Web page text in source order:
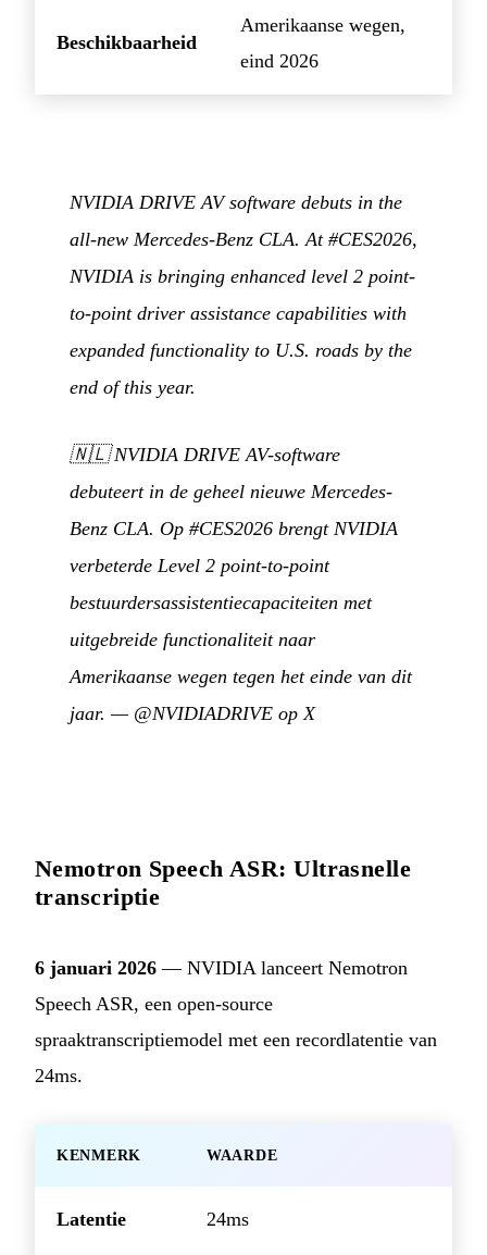
Beschikbaarheid
Amerikaanse wegen,
eind 2026
NVIDIA DRIVE AV software debuts in the
all-new Mercedes-Benz CLA. At #CES2026,
NVIDIA is bringing enhanced level 2 point-
to-point driver assistance capabilities with
expanded functionality to U.S. roads by the
end of this year.
🇳🇱NVIDIA DRIVE AV-software
debuteert in de geheel nieuwe Mercedes-
Benz CLA. Op #CES2026 brengt NVIDIA
verbeterde Level 2 point-to-point
bestuurdersassistentiecapaciteiten met
uitgebreide functionaliteit naar
Amerikaanse wegen tegen het einde van dit
jaar. — @NVIDIADRIVE op X
Nemotron Speech ASR: Ultrasnelle
transcriptie
6 januari 2026 — NVIDIA lanceert Nemotron
Speech ASR, een open-source
spraaktranscriptiemodel met een recordlatentie van
24ms.
KENMERK WAARDE
Latentie 24ms